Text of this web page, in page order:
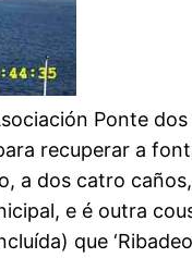
Ponte
recuperar a
a dos catro
e é outra
que ‘Ribadeo